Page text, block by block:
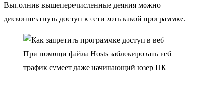
Выполнив вышеперечисленные деяния можно
дисконнектнуть доступ к сети хоть какой программке.
При помощи файла Hosts заблокировать веб
трафик сумеет даже начинающий юзер ПК